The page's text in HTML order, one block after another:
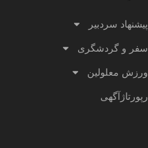
پیشنهاد سردبیر
سفر و گردشگری
ورزش معلولین
رپورتاژآگهی